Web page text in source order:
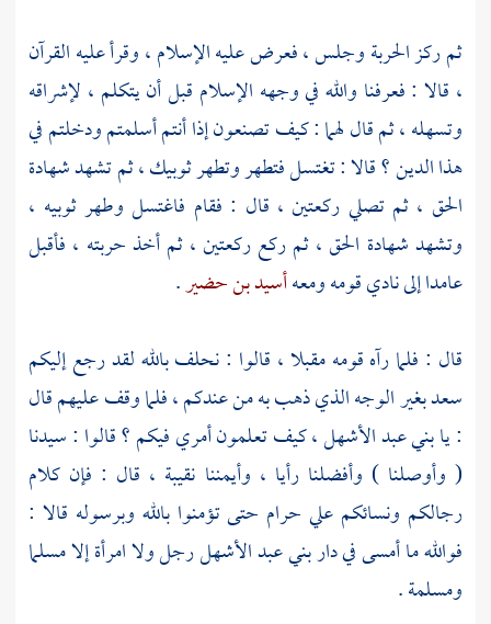
ثم ركز الحربة وجلس ، فعرض عليه الإسلام ، وقرأ عليه القرآن
، قالا : فعرفنا والله في وجهه الإسلام قبل أن يتكلم ، لإشراقه
وتسهله ، ثم قال لهما : كيف تصنعون إذا أنتم أسلمتم ودخلتم في
هذا الدين ؟ قالا : تغتسل فتطهر وتطهر ثوبيك ، ثم تشهد شهادة
الحق ، ثم تصلي ركعتين ، قال : فقام فاغتسل وطهر ثوبيه ،
وتشهد شهادة الحق ، ثم ركع ركعتين ، ثم أخذ حربته ، فأقبل
عامدا إلى نادي قومه ومعهأسيد بن حضير.
قال : فلما رآه قومه مقبلا ، قالوا : نحلف بالله لقد رجع إليكم
سعدبغير الوجه الذي ذهب به من عندكم ، فلما وقف عليهم قال
: يابني عبد الأشهل، كيف تعلمون أمري فيكم ؟ قالوا : سيدنا
( وأوصلنا ) وأفضلنا رأيا ، وأيمننا نقيبة ، قال : فإن كلام
رجالكم ونسائكم علي حرام حتى تؤمنوا بالله وبرسوله قالا :
فوالله ما أمسى في داربني عبد الأشهلرجل ولا امرأة إلا مسلما
ومسلمة .